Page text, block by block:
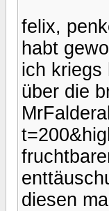
felix,
habt
ich kriegs
über die
diesen